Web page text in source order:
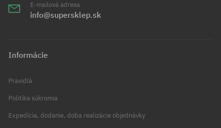
E-mailová adresa
info@supersklep.sk
Informácie
Pravidlá
Politika súkromia
Expedícia, dodanie, doba realizácie objednávky